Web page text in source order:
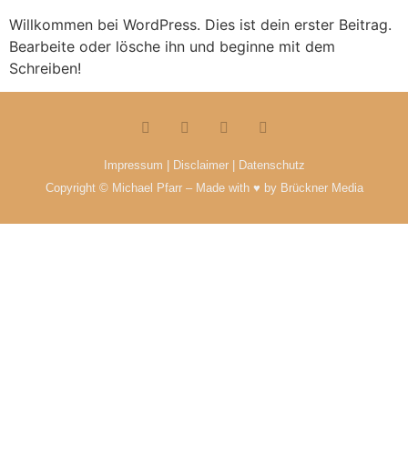
Willkommen bei WordPress. Dies ist dein erster Beitrag.
Bearbeite oder lösche ihn und beginne mit dem
Schreiben!
Impressum | Disclaimer|
Datenschutz
Copyright © Michael Pfarr – Made with ♥ by Brückner Media